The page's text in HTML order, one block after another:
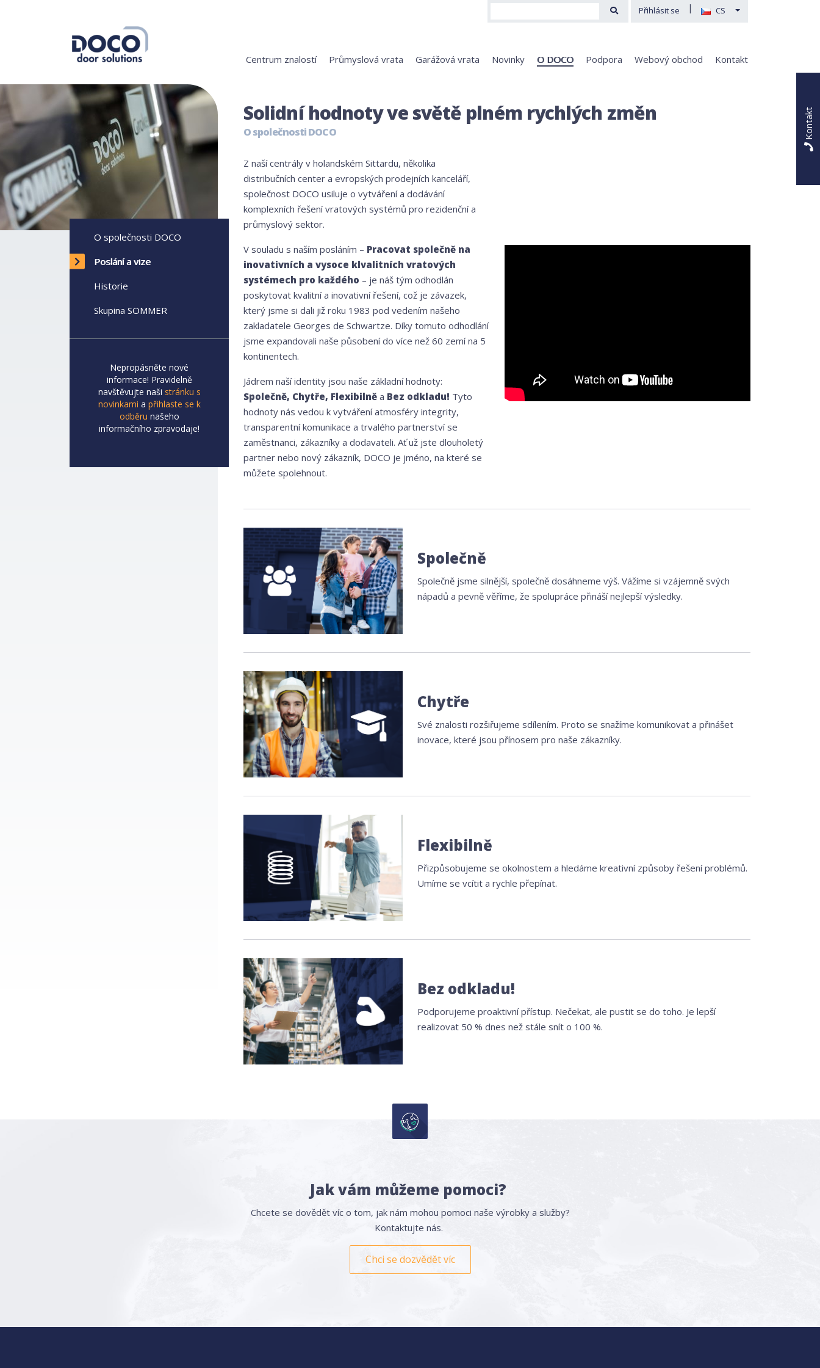
Přihlásit se | CS
Centrum znalostí Průmyslová vrata Garážová vrata Novinky O DOCO Podpora Webový obchod Kontakt
Kontakt
O společnosti DOCO
Poslání a vize
Historie
Skupina SOMMER
Nepropásněte nové
informace! Pravidelně
navštěvujte naši stránku s
novinkami a přihlaste se k
odběru našeho
informačního zpravodaje!
Solidní hodnoty ve světě plném rychlých změn
O společnosti DOCO
Z naší centrály v holandském Sittardu, několika
distribučních center a evropských prodejních kanceláří,
společnost DOCO usiluje o vytváření a dodávání
komplexních řešení vratových systémů pro rezidenční a
průmyslový sektor.
V souladu s naším posláním – Pracovat společně na
inovativních a vysoce klvalitních vratových
systémech pro každého – je náš tým odhodlán
poskytovat kvalitní a inovativní řešení, což je závazek,
který jsme si dali již roku 1983 pod vedením našeho
zakladatele Georges de Schwartze. Díky tomuto odhodlání
jsme expandovali naše působení do více než 60 zemí na 5
kontinentech.
Jádrem naší identity jsou naše základní hodnoty:
Společně, Chytře, Flexibilně a Bez odkladu! Tyto
hodnoty nás vedou k vytváření atmosféry integrity,
transparentní komunikace a trvalého partnerství se
zaměstnanci, zákazníky a dodavateli. Ať už jste dlouholetý
partner nebo nový zákazník, DOCO je jméno, na které se
můžete spolehnout.
Společně
Společně jsme silnější, společně dosáhneme výš. Vážíme si vzájemně svých
nápadů a pevně věříme, že spolupráce přináší nejlepší výsledky.
Chytře
Své znalosti rozšiřujeme sdílením. Proto se snažíme komunikovat a přinášet
inovace, které jsou přínosem pro naše zákazníky.
Flexibilně
Přizpůsobujeme se okolnostem a hledáme kreativní způsoby řešení problémů.
Umíme se vcítit a rychle přepínat.
Bez odkladu!
Podporujeme proaktivní přístup. Nečekat, ale pustit se do toho. Je lepší
realizovat 50 % dnes než stále snít o 100 %.
Jak vám můžeme pomoci?
Chcete se dovědět víc o tom, jak nám mohou pomoci naše výrobky a služby?
Kontaktujte nás.
Chci se dozvědět víc